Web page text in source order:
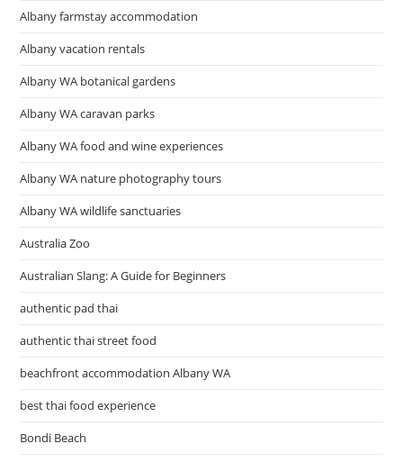
Albany farmstay accommodation
Albany vacation rentals
Albany WA botanical gardens
Albany WA caravan parks
Albany WA food and wine experiences
Albany WA nature photography tours
Albany WA wildlife sanctuaries
Australia Zoo
Australian Slang: A Guide for Beginners
authentic pad thai
authentic thai street food
beachfront accommodation Albany WA
best thai food experience
Bondi Beach